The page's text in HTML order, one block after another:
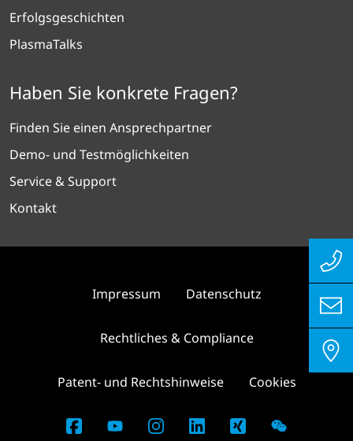
Erfolgsgeschichten
PlasmaTalks
Haben Sie konkrete Fragen?
Finden Sie einen Ansprechpartner
Demo- und Testmöglichkeiten
Service & Support
Kontakt
Impressum Datenschutz
Rechtliches & Compliance
Patent- und Rechtshinweise Cookies